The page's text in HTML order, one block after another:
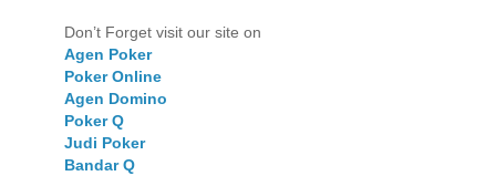
Don’t Forget visit our site on
Agen Poker
Poker Online
Agen Domino
Poker Q
Judi Poker
Bandar Q